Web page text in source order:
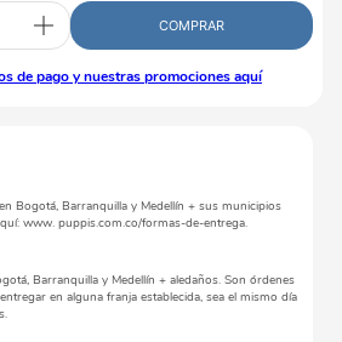
COMPRAR
de pago y nuestras promociones aquí
Bogotá, Barranquilla y Medellín + sus municipios
www. puppis.com.co/formas-de-entrega.
Barranquilla y Medellín + aledaños. Son órdenes
en alguna franja establecida, sea el mismo día